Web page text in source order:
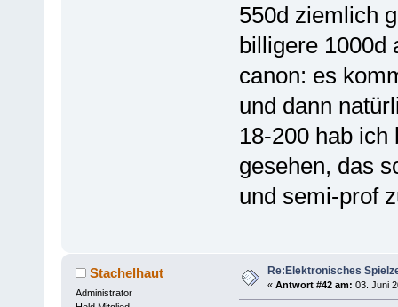
550d ziemlich
billigere 1000d
canon: es
und dann
18-200 hab ich
gesehen, das
und semi-prof
Stachelhaut
Administrator
Re:Elektronisches
« Antwort #42 am: 03. Juni